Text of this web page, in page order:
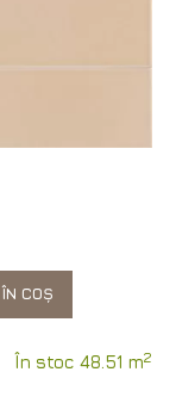
COȘ
În stoc 48.51 m2